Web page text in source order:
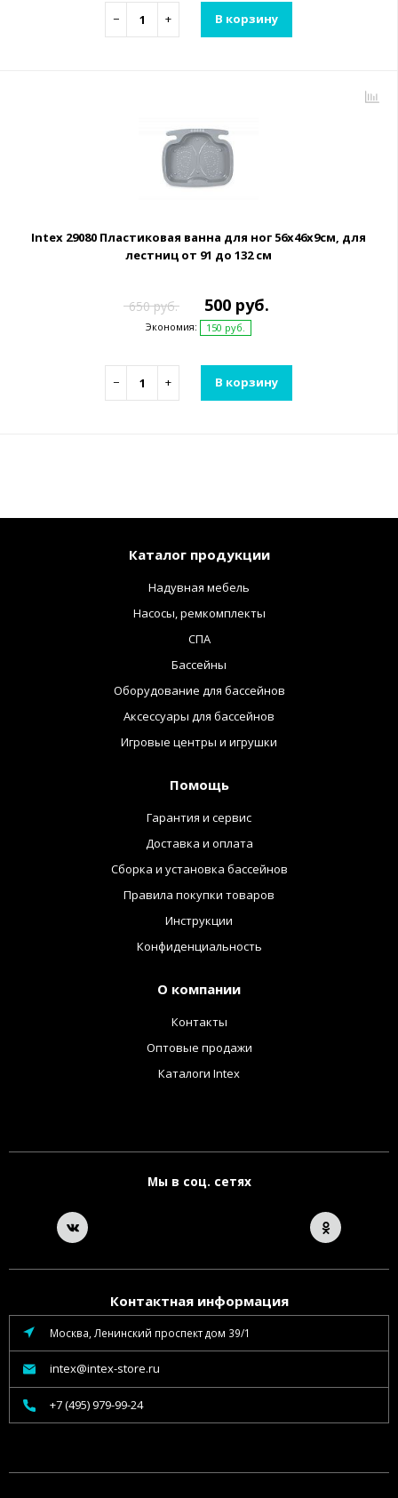
− + В корзину
Intex 29080 Пластиковая ванна для ног 56х46х9см, для
лестниц от 91 до 132 см
650 руб. 500 руб.
Экономия: 150 руб.
− + В корзину
Каталог продукции
Надувная мебель
Насосы, ремкомплекты
СПА
Бассейны
Оборудование для бассейнов
Аксессуары для бассейнов
Игровые центры и игрушки
Помощь
Гарантия и сервис
Доставка и оплата
Сборка и установка бассейнов
Правила покупки товаров
Инструкции
Конфиденциальность
О компании
Контакты
Оптовые продажи
Каталоги Intex
Мы в соц. сетях
Контактная информация
Москва, Ленинский проспект дом 39/1
intex@intex-store.ru
+7 (495) 979-99-24